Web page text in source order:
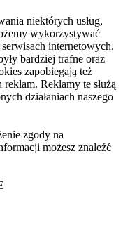
niektórych usług,
wykorzystywać
internetowych.
bardziej trafne oraz
zapobiegają też
Reklamy te służą
działaniach naszego
zgody na
możesz znaleźć